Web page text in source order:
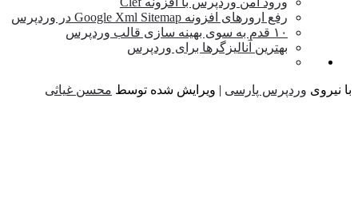
رفع ارورهای افزونه Google Xml Sitemap در وردپرس
۱۰ قدم به سوی بهینه سازی قالب وردپرس
بهترین آنالیزگرها برای وردپرس
وردپرس پارسی| ویرایش شده توسطمحسن غیاثی